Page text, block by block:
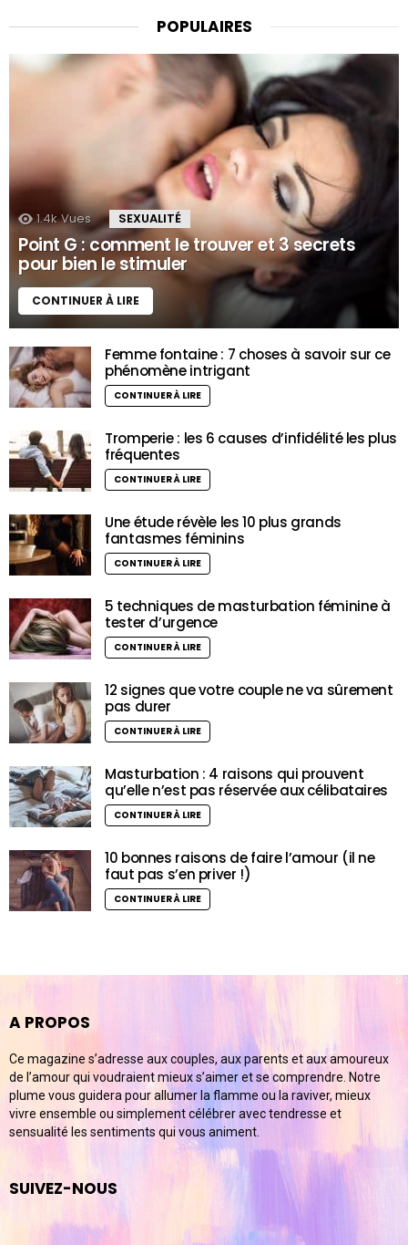
POPULAIRES
1.4k Vues SEXUALITÉ
Point G : comment le trouver et 3 secrets
pour bien le stimuler
CONTINUER À LIRE
Femme fontaine : 7 choses à savoir sur ce
phénomène intrigant
CONTINUER À LIRE
Tromperie : les 6 causes d’infidélité les plus
fréquentes
CONTINUER À LIRE
Une étude révèle les 10 plus grands
fantasmes féminins
CONTINUER À LIRE
5 techniques de masturbation féminine à
tester d’urgence
CONTINUER À LIRE
12 signes que votre couple ne va sûrement
pas durer
CONTINUER À LIRE
Masturbation : 4 raisons qui prouvent
qu’elle n’est pas réservée aux célibataires
CONTINUER À LIRE
10 bonnes raisons de faire l’amour (il ne
faut pas s’en priver !)
CONTINUER À LIRE
A PROPOS
Ce magazine s’adresse aux couples, aux parents et aux amoureux
de l’amour qui voudraient mieux s’aimer et se comprendre. Notre
plume vous guidera pour allumer la flamme ou la raviver, mieux
vivre ensemble ou simplement célébrer avec tendresse et
sensualité les sentiments qui vous animent.
SUIVEZ-NOUS